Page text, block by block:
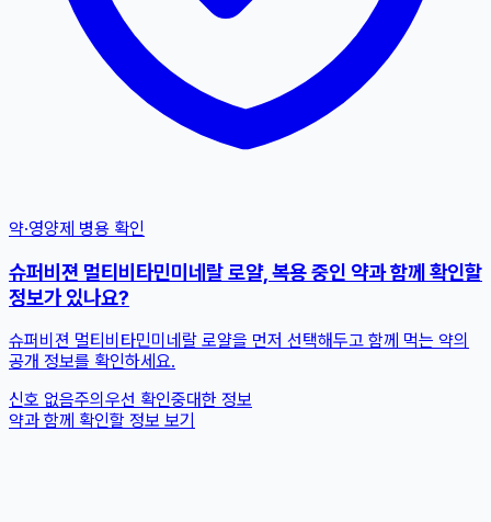
약·영양제 병용 확인
슈퍼비젼 멀티비타민미네랄 로얄, 복용 중인 약과 함께 확인할
정보가 있나요?
슈퍼비젼 멀티비타민미네랄 로얄을 먼저 선택해두고 함께 먹는 약의
공개 정보를 확인하세요.
신호 없음주의 우선 확인중대한 정보
약과 함께 확인할 정보 보기